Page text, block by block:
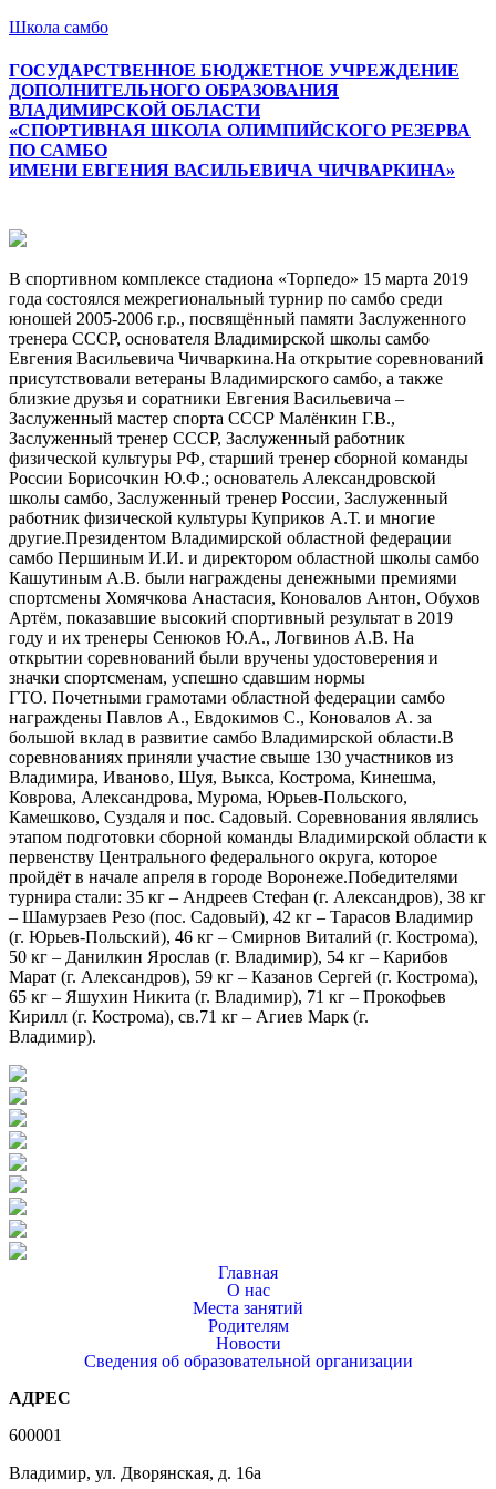
Школа самбо
ГОСУДАРСТВЕННОЕ БЮДЖЕТНОЕ УЧРЕЖДЕНИЕ
ДОПОЛНИТЕЛЬНОГО ОБРАЗОВАНИЯ
ВЛАДИМИРСКОЙ ОБЛАСТИ
«СПОРТИВНАЯ ШКОЛА ОЛИМПИЙСКОГО РЕЗЕРВА
ПО САМБО
ИМЕНИ ЕВГЕНИЯ ВАСИЛЬЕВИЧА ЧИЧВАРКИНА»
В спортивном комплексе стадиона «Торпедо» 15 марта 2019
года состоялся межрегиональный турнир по самбо среди
юношей 2005-2006 г.р., посвящённый памяти Заслуженного
тренера СССР, основателя Владимирской школы самбо
Евгения Васильевича Чичваркина.На открытие соревнований
присутствовали ветераны Владимирского самбо, а также
близкие друзья и соратники Евгения Васильевича –
Заслуженный мастер спорта СССР Малёнкин Г.В.,
Заслуженный тренер СССР, Заслуженный работник
физической культуры РФ, старший тренер сборной команды
России Борисочкин Ю.Ф.; основатель Александровской
школы самбо, Заслуженный тренер России, Заслуженный
работник физической культуры Куприков А.Т. и многие
другие.Президентом Владимирской областной федерации
самбо Першиным И.И. и директором областной школы самбо
Кашутиным А.В. были награждены денежными премиями
спортсмены Хомячкова Анастасия, Коновалов Антон, Обухов
Артём, показавшие высокий спортивный результат в 2019
году и их тренеры Сенюков Ю.А., Логвинов А.В. На
открытии соревнований были вручены удостоверения и
значки спортсменам, успешно сдавшим нормы
ГТО. Почетными грамотами областной федерации самбо
награждены Павлов А., Евдокимов С., Коновалов А. за
большой вклад в развитие самбо Владимирской области.В
соревнованиях приняли участие свыше 130 участников из
Владимира, Иваново, Шуя, Выкса, Кострома, Кинешма,
Коврова, Александрова, Мурома, Юрьев-Польского,
Камешково, Суздаля и пос. Садовый. Соревнования являлись
этапом подготовки сборной команды Владимирской области к
первенству Центрального федерального округа, которое
пройдёт в начале апреля в городе Воронеже.Победителями
турнира стали: 35 кг – Андреев Стефан (г. Александров), 38 кг
– Шамурзаев Резо (пос. Садовый), 42 кг – Тарасов Владимир
(г. Юрьев-Польский), 46 кг – Смирнов Виталий (г. Кострома),
50 кг – Данилкин Ярослав (г. Владимир), 54 кг – Карибов
Марат (г. Александров), 59 кг – Казанов Сергей (г. Кострома),
65 кг – Яшухин Никита (г. Владимир), 71 кг – Прокофьев
Кирилл (г. Кострома), св.71 кг – Агиев Марк (г.
Владимир).
Главная
О нас
Места занятий
Родителям
Новости
Сведения об образовательной организации
АДРЕС
600001
Владимир, ул. Дворянская, д. 16а